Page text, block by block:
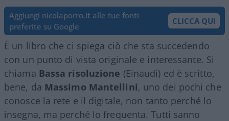
Aggiungi nicolaporro.it alle tue fonti
preferite su Google
CLICCA QUI
È un libro che ci spiega ciò che sta succedendo
con un punto di vista originale e interessante. Si
chiama Bassa risoluzione (Einaudi) ed è scritto,
bene, da Massimo Mantellini, uno dei pochi che
conosce la rete e il digitale, non tanto perché lo
insegna, ma perché lo frequenta. Tutti sanno